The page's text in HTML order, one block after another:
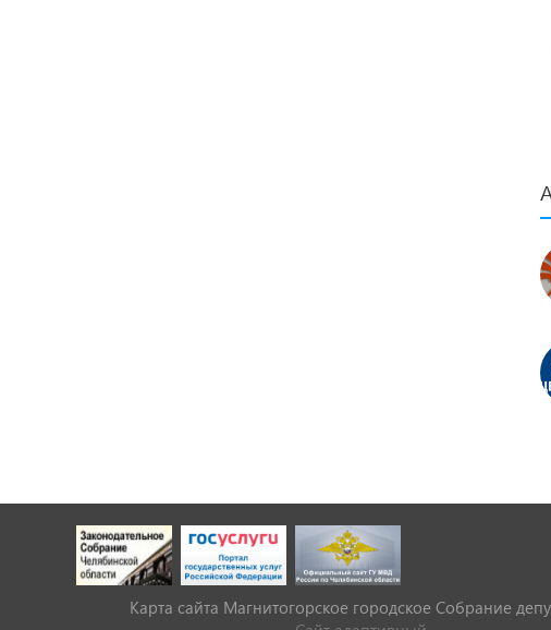
Карта сайта Магнитогорское городское Cобрание